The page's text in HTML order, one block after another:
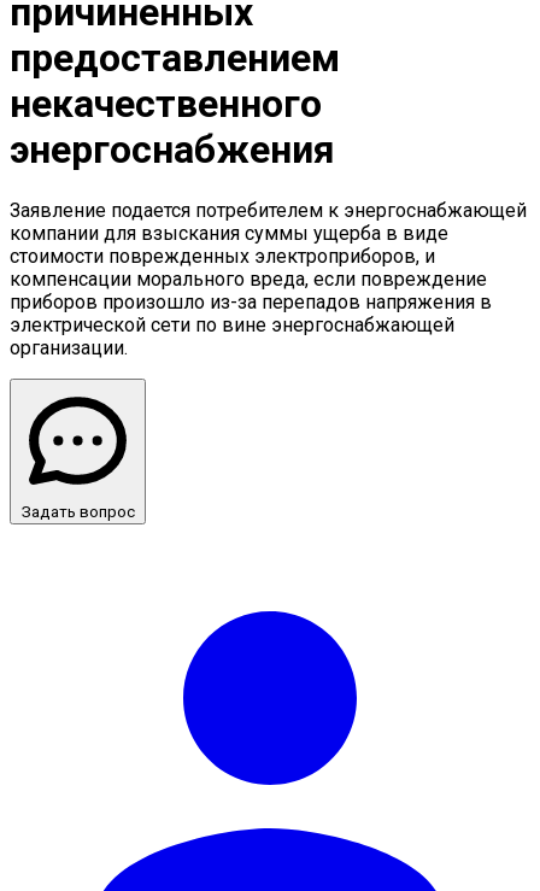
причиненных
предоставлением
некачественного
энергоснабжения
Заявление подается потребителем к энергоснабжающей
компании для взыскания суммы ущерба в виде
стоимости поврежденных электроприборов, и
компенсации морального вреда, если повреждение
приборов произошло из-за перепадов напряжения в
электрической сети по вине энергоснабжающей
организации.
Задать вопрос